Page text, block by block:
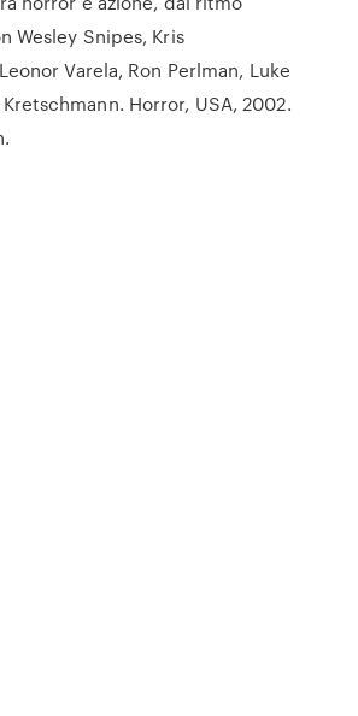
Wesley Snipes, Kris
Varela, Ron Perlman, Luke
Horror, USA, 2002.